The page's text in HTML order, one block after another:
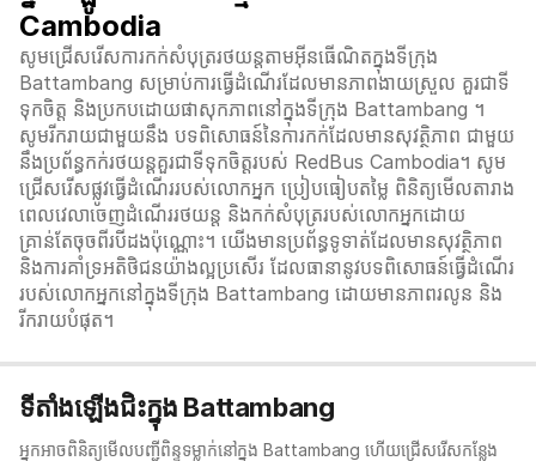
Cambodia
សូមជ្រើសរើសការកក់សំបុត្ររថយន្តតាមអ៊ីនធើណិតក្នុងទីក្រុង
Battambang សម្រាប់ការធ្វើដំណើរដែលមានភាពងាយស្រួល គួរជាទី
ទុកចិត្ត និងប្រកបដោយផាសុកភាពនៅក្នុងទីក្រុង Battambang ។
សូមរីករាយជាមួយនឹង បទពិសោធន៍នៃការកក់ដែលមានសុវត្ថិភាព ជាមួយ
នឹងប្រព័ន្ធកក់រថយន្តគួរជាទីទុកចិត្តរបស់ RedBus Cambodia។ សូម
ជ្រើសរើសផ្លូវធ្វើដំណើររបស់លោកអ្នក ប្រៀបធៀបតម្លៃ ពិនិត្យមើលតារាង
ពេលវេលាចេញដំណើររថយន្ត និងកក់សំបុត្ររបស់លោកអ្នកដោយ
គ្រាន់តែចុចពីរបីដងប៉ុណ្ណោះ។ យើងមានប្រព័ន្ធទូទាត់ដែលមានសុវត្ថិភាព
និងការគាំទ្រអតិថិជនយ៉ាងល្អប្រសើរ ដែលធានានូវបទពិសោធន៍ធ្វើដំណើរ
របស់លោកអ្នកនៅក្នុងទីក្រុង Battambang ដោយមានភាពរលូន និង
រីករាយបំផុត។
ទីតាំងឡើងជិះក្នុង Battambang
អ្នកអាចពិនិត្យមើលបញ្ជីពិន្ទុទម្លាក់នៅក្នុង Battambang ហើយជ្រើសរើសកន្លែង